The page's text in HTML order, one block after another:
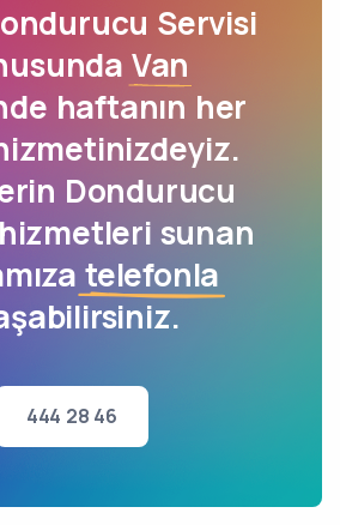
Servisi
Van
haftanın her
Dondurucu
sunan
telefonla
444 28 46